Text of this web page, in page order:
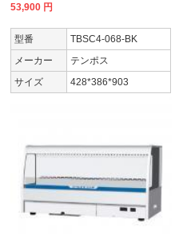
53,900 円
型番
TBSC4-068-BK
メーカー
テンポス
サイズ
428*386*903